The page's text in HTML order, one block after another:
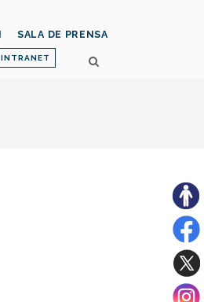
INTRANET
SALA DE PRENSA